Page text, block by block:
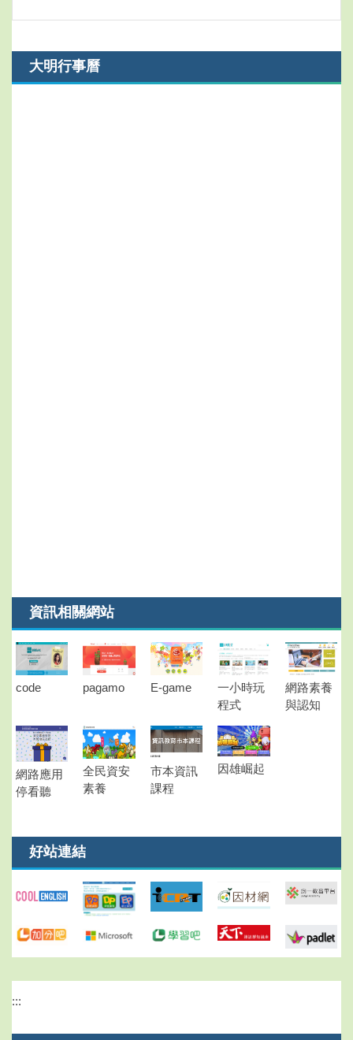
大明行事曆
資訊相關網站
code pagamo E-game
一小時玩
程式
網路素養
與認知
網路應用
停看聽
全民資安
素養
市本資訊
課程
因雄崛起
好站連結
:::